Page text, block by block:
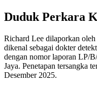
Duduk Perkara
Richard Lee dilaporkan
dikenal sebagai dokter
dengan nomor laporan LP/
Jaya. Penetapan tersangka
Desember 2025.